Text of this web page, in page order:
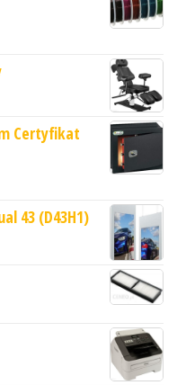
Certyfikat
43 (D43H1)